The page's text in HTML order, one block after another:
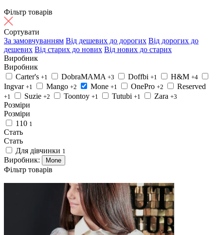
Фільтр товарів
Сортувати
За замовчуванням Від дешевих до дорогих Від дорогих до
дешевих Від старих до нових Від нових до старих
Виробник
Виробник
Carter's +1 DobraMAMA +3 Doffbi +1 H&M +4
Ingvar +1 Mango +2 Mone +1 OnePro +2 Reserved
+1 Suzie +2 Toontoy +1 Tutubi +1 Zara +3
Розміри
Розміри
110 1
Стать
Стать
Для дівчинки 1
Виробник: Mone
Фільтр товарів